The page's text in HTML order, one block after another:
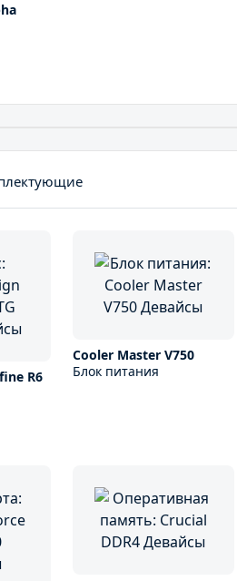
R6
Cooler Master V750
Блок питания